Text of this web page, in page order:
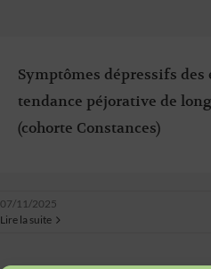
Symptômes dépressifs des
tendance péjorative de
(cohorte Constances)
07/11/2025
Lire la suite